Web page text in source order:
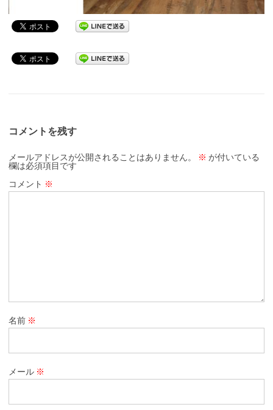
コメントを残す
メールアドレスが公開されることはありません。 ※ が付いている
欄は必須項目です
コメント ※
名前 ※
メール ※